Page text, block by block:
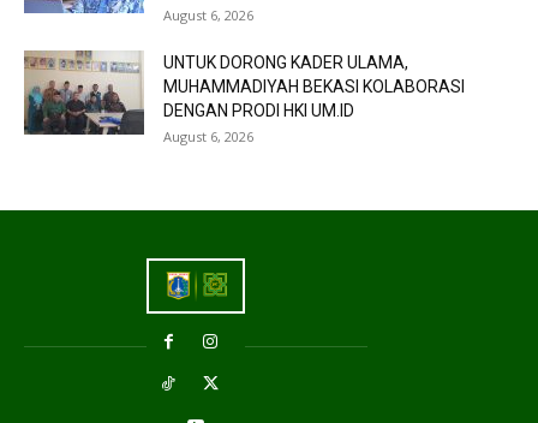
August 6, 2026
UNTUK DORONG KADER ULAMA,
MUHAMMADIYAH BEKASI KOLABORASI
DENGAN PRODI HKI UM.ID
August 6, 2026